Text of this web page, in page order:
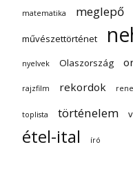
matematika meglepő
művészettörténet
nyelvek Olaszország
rajzfilm rekordok
toplista történelem
étel-ital író